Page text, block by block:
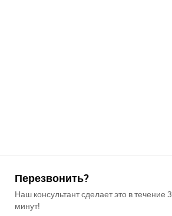
Перезвонить?
Наш консультант сделает это в течение 3
минут!